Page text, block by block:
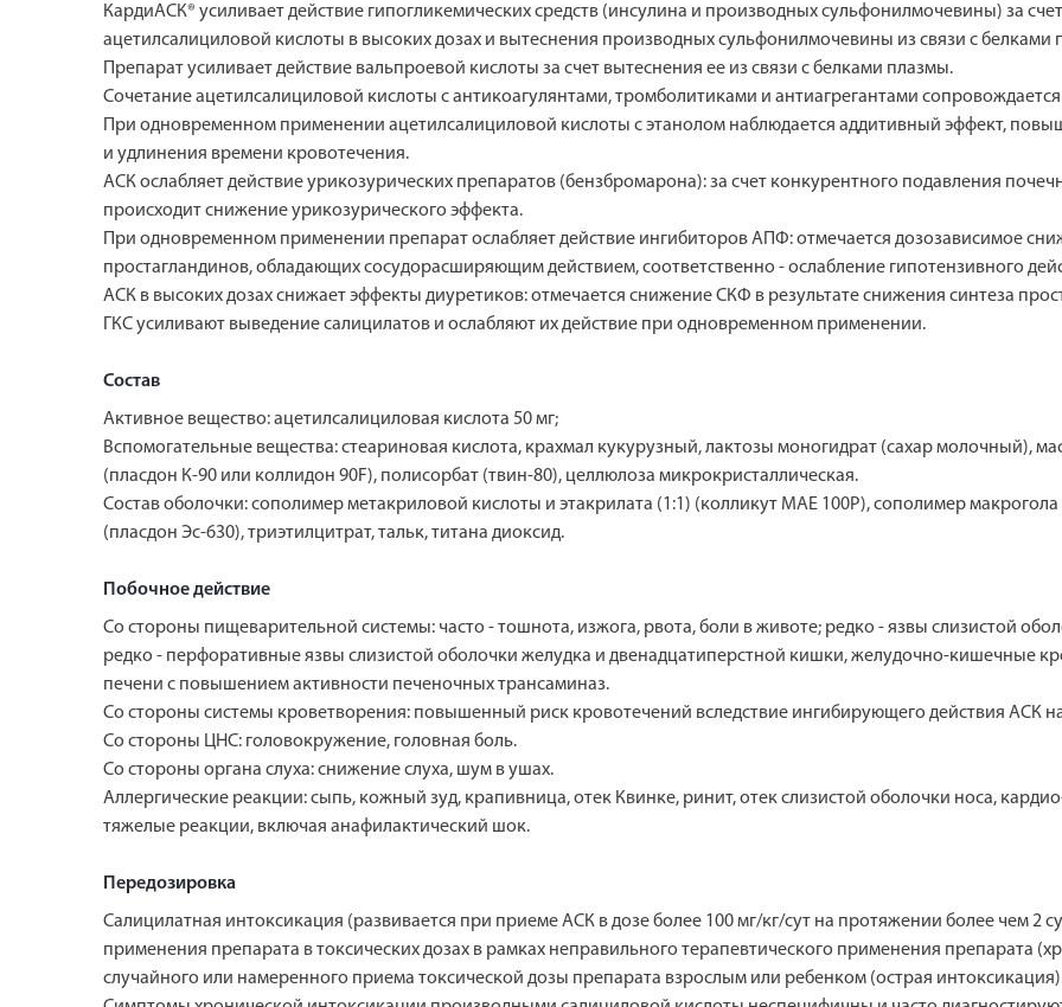
КардиАСК® усиливает действие гипогликемических средств (инсулина и производных сульфонилмочевины) за
ацетилсалициловой кислоты в высоких дозах и вытеснения производных сульфонилмочевины из связи с белками
Препарат усиливает действие вальпроевой кислоты за счет вытеснения ее из связи с белками плазмы.
Сочетание ацетилсалициловой кислоты с антикоагулянтами, тромболитиками и антиагрегантами
При одновременном применении ацетилсалициловой кислоты с этанолом наблюдается аддитивный эффект,
и удлинения времени кровотечения.
АСК ослабляет действие урикозурических препаратов (бензбромарона): за счет конкурентного подавления
происходит снижение урикозурического эффекта.
При одновременном применении препарат ослабляет действие ингибиторов АПФ: отмечается дозозависимое
простагландинов, обладающих сосудорасширяющим действием, соответственно - ослабление гипотензивного
АСК в высоких дозах снижает эффекты диуретиков: отмечается снижение СКФ в результате снижения синтеза
ГКС усиливают выведение салицилатов и ослабляют их действие при одновременном применении.
Состав
Активное вещество: ацетилсалициловая кислота 50 мг;
Вспомогательные вещества: стеариновая кислота, крахмал кукурузный, лактозы моногидрат (сахар молочный),
(пласдон К-90 или коллидон 90F), полисорбат (твин-80), целлюлоза микрокристаллическая.
Состав оболочки: сополимер­ метакриловой ­­кислоты и этакрилата (1:1) (колликут МАЕ 100Р), сополимер
(пласдон Эс-630), триэтилцитрат, тальк, титана диоксид.
Побочное действие
Со стороны пищеварительной системы: часто - тошнота, изжога, рвота, боли в животе; редко - язвы слизистой
редко - перфоративные язвы слизистой оболочки желудка и двенадцатиперстной кишки, желудочно-кишечные
печени с повышением активности печеночных трансаминаз.
Со стороны системы кроветворения: повышенный риск кровотечений вследствие ингибирующего действия АСК
Со стороны ЦНС: головокружение, головная боль.
Со стороны органа слуха: снижение слуха, шум в ушах.
Аллергические реакции: сыпь, кожный зуд, крапивница, отек Квинке, ринит, отек слизистой оболочки носа,
тяжелые реакции, включая анафилактический шок.
Передозировка
Салицилатная интоксикация (развивается при приеме АСК в дозе более 100 мг/кг/сут на протяжении более чем 2
применения препарата в токсических дозах в рамках неправильного терапевтического применения препарата
случайного или намеренного приема токсической дозы препарата взрослым или ребенком (острая